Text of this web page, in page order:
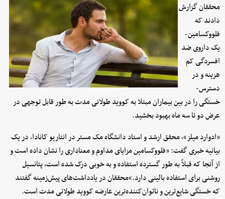
محققان گزارش
دادند که
فلووکسامین-
یک داروی ضد
افسردگی کم
هزینه و در
دسترس-
خستگی را در بین بیماران مبتلا به کووید طولانی مدت به طور قابل توجهی در
عرض دو تا سه ماه بهبود بخشید.
«ادوارد میلز»، محقق ارشد و استاد دانشگاه مک مستر در انتاریو کانادا، در یک
بیانیه خبری گفت: «فلووکسامین مزایای مداوم و معناداری را نشان داده است و
از آنجا که قبلاً به طور گسترده استفاده و به خوبی درک شده است، پتانسیل
روشنی برای استفاده بالینی دارد.»محققان در یادداشت‌های پیش‌زمینه گفتند
که خستگی شایع‌ترین و ناتوان‌کننده‌ترین عارضه کووید طولانی مدت است.